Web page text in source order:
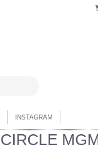
INSTAGRAM
CIRCLE